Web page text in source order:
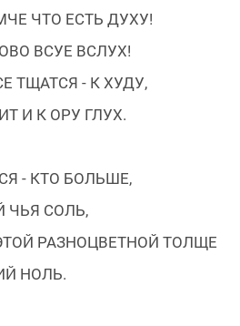
ЧТО ЕСТЬ ДУХУ!
ВСУЕ ВСЛУХ!
ТЩАТСЯ - К ХУДУ,
И К ОРУ ГЛУХ.
- КТО БОЛЬШЕ,
ЧЬЯ СОЛЬ,
РАЗНОЦВЕТНОЙ ТОЛЩЕ
НОЛЬ.